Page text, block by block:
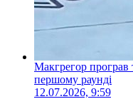
Макгрегор програв
першому раунді
12.07.2026, 9:59